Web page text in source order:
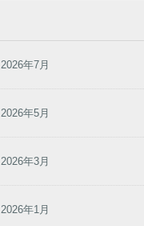
2026年7月
2026年5月
2026年3月
2026年1月